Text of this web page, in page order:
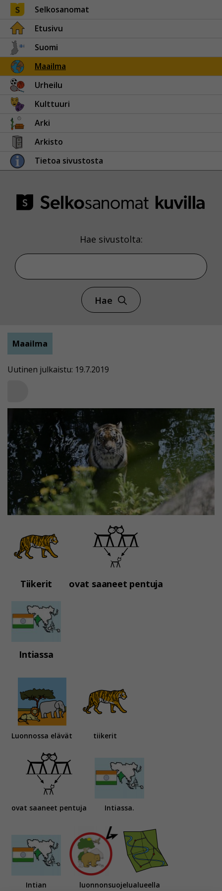
Selkosanomat
Etusivu
Suomi
Maailma
Urheilu
Kulttuuri
Arki
Arkisto
Tietoa sivustosta
Hae sivustolta:
Hae
Maailma
Uutinen julkaistu: 19.7.2019
Tiikerit ovat saaneet pentuja
Intiassa
Luonnossa elävät tiikerit
ovat saaneet pentuja Intiassa.
Intian luonnonsuojelualueella